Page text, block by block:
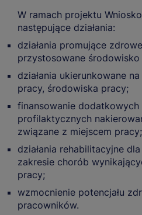
W ramach projektu
następujące działania:
działania promujące
przystosowane
działania ukierunkowane
pracy, środowiska pracy;
finansowanie
profilaktycznych
związane z miejscem pracy;
działania rehabilitacyjne
zakresie chorób
pracy;
wzmocnienie potencjału
pracowników.